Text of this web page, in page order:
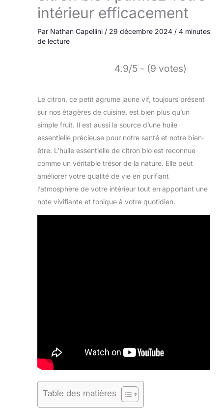
intérieur efficacement
Par Nathan Capellini / 29 décembre 2024 / 4 minutes
de lecture
4.9/5 - (9 votes)
Le citron, ce petit agrume jaune vif, toujours présent
sur nos étagères de cuisine, est bien plus qu’un
simple fruit. Il est aussi la source d’une huile
essentielle précieuse pour notre santé et notre bien-
être. L’huile essentielle de citron bio est reconnue
comme un véritable trésor de la nature. Elle peut
améliorer votre qualité de vie en purifiant
l’atmosphère de votre intérieur tout en apportant une
note vivifiante et tonique à votre quotidien.
Table des matières